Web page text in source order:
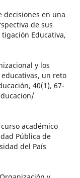
decisiones en una
de sus
Educativa,
y los
un reto
40(1), 67-
académico
Pública de
del País